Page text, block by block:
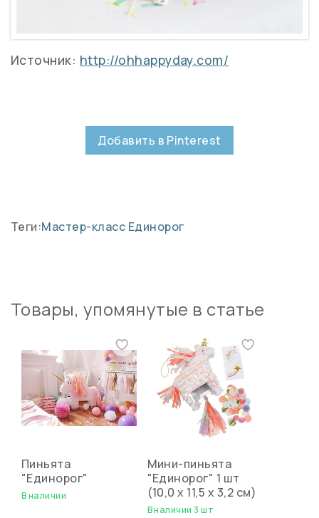
Источник: http://ohhappyday.com/
Добавить в Pinterest
Теги:Мастер-класс Единорог
Товары, упомянутые в статье
Пиньята
"Единорог"
В наличии
Мини-пиньята
"Единорог" 1 шт
(10,0 х 11,5 х 3,2 см)
В наличии 3 шт